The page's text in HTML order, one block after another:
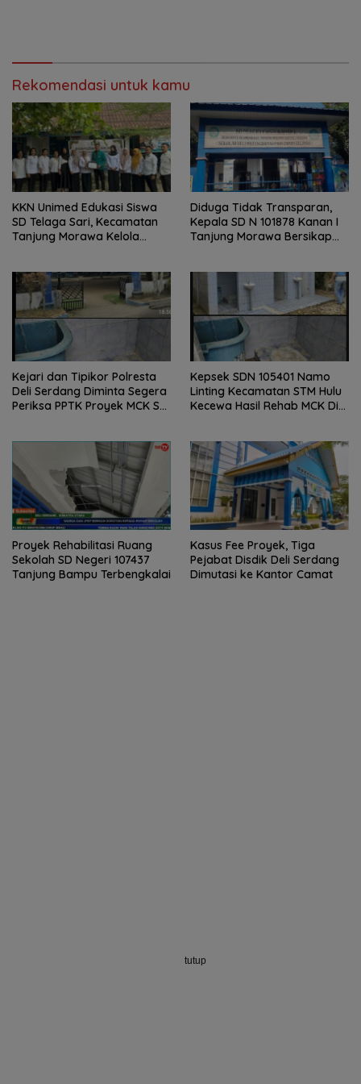
Rekomendasi untuk kamu
KKN Unimed Edukasi Siswa
SD Telaga Sari, Kecamatan
Tanjung Morawa Kelola
Diduga Tidak Transparan,
Kepala SD N 101878 Kanan I
Tanjung Morawa Bersikap
Kejari dan Tipikor Polresta
Deli Serdang Diminta Segera
Periksa PPTK Proyek MCK SD
Kepsek SDN 105401 Namo
Linting Kecamatan STM Hulu
Kecewa Hasil Rehab MCK Di
Proyek Rehabilitasi Ruang
Sekolah SD Negeri 107437
Tanjung Bampu Terbengkalai
Kasus Fee Proyek, Tiga
Pejabat Disdik Deli Serdang
Dimutasi ke Kantor Camat
tutup